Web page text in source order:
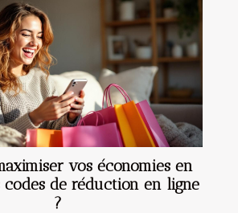
vos économies en
codes de réduction en ligne
?